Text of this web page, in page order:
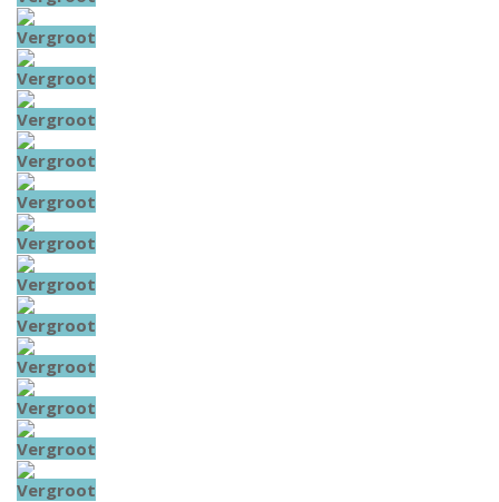
Vergroot
Vergroot
Vergroot
Vergroot
Vergroot
Vergroot
Vergroot
Vergroot
Vergroot
Vergroot
Vergroot
Vergroot